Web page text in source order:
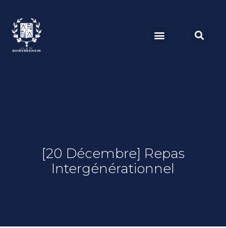
[20 Décembre] Repas
Intergénérationnel